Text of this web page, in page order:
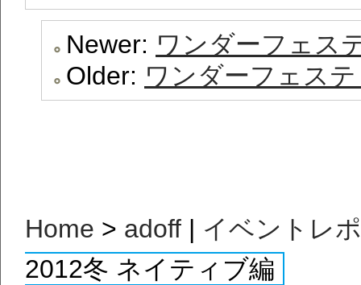
Newer: ワンダーフェス
Older: ワンダーフェス
Home > adoff | イベントレ
2012冬 ネイティブ編